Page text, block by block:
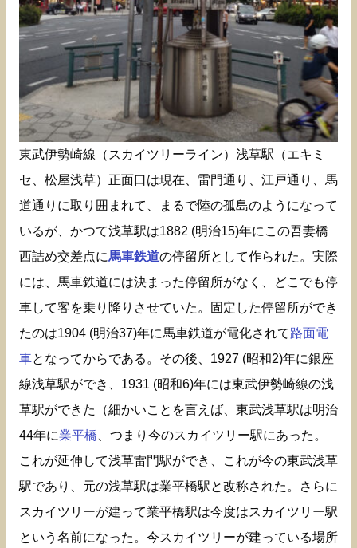
東武伊勢崎線（スカイツリーライン）浅草駅（エキミ
セ、松屋浅草）正面口は現在、雷門通り、江戸通り、馬
道通りに取り囲まれて、まるで陸の孤島のようになって
いるが、かつて浅草駅は1882 (明治15)年にこの吾妻橋
西詰め交差点に馬車鉄道の停留所として作られた。実際
には、馬車鉄道には決まった停留所がなく、どこでも停
車して客を乗り降りさせていた。固定した停留所ができ
たのは1904 (明治37)年に馬車鉄道が電化されて路面電
車となってからである。その後、1927 (昭和2)年に銀座
線浅草駅ができ、1931 (昭和6)年には東武伊勢崎線の浅
草駅ができた（細かいことを言えば、東武浅草駅は明治
44年に業平橋 、つまり今のスカイツリー駅にあった。
これが延伸して浅草雷門駅ができ、これが今の東武浅草
駅であり、元の浅草駅は業平橋駅と改称された。さらに
スカイツリーが建って業平橋駅は今度はスカイツリー駅
という名前になった。今スカイツリーが建っている場所